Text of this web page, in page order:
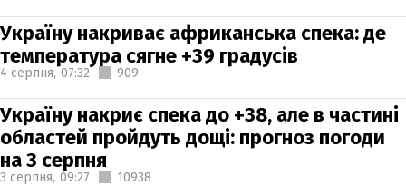
Україну накриває африканська спека: де
температура сягне +39 градусів
4 серпня, 07:32 909
Україну накриє спека до +38, але в частині
областей пройдуть дощі: прогноз погоди
на 3 серпня
3 серпня, 09:27 10938